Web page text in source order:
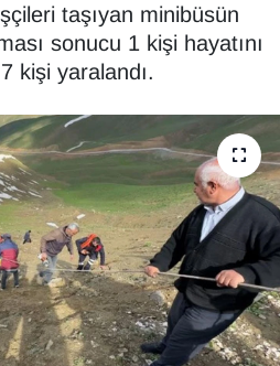
taşıyan minibüsün
sonucu 1 kişi hayatını
kişi yaralandı.